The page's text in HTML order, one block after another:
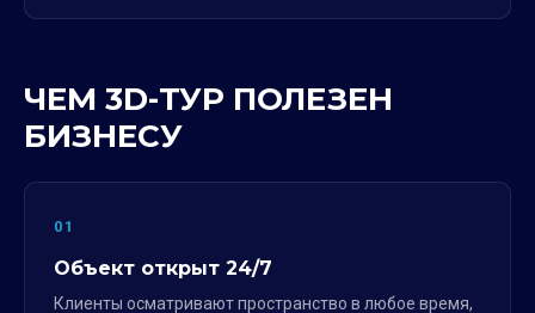
ЧЕМ 3D-ТУР ПОЛЕЗЕН
БИЗНЕСУ
01
Объект открыт 24/7
Клиенты осматривают пространство в любое время,